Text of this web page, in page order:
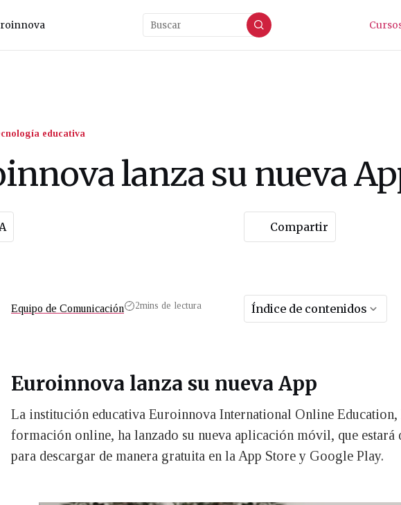
educativa
lanza su nueva
Compartir
Equipo de Comunicación 2mins de lectura Índice de contenidos
Euroinnova lanza su nueva App
La institución educativa Euroinnova International Online
formación online, ha lanzado su nueva aplicación móvil, que estará
para descargar de manera gratuita en la App Store y Google Play.